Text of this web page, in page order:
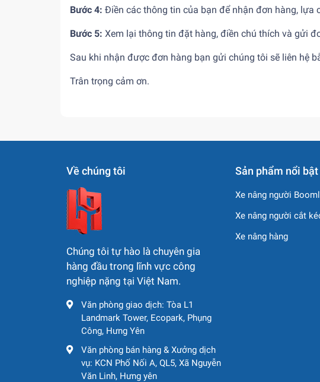
Bước 4: Điền các thông tin của bạn để nhận đơn hàng,
Bước 5: Xem lại thông tin đặt hàng, điền chú thích và gửi
Sau khi nhận được đơn hàng bạn gửi chúng tôi sẽ liên hệ
Trân trọng cảm ơn.
Về chúng tôi
Chúng tôi tự hào là chuyên gia
hàng đầu trong lĩnh vực công
nghiệp nặng tại Việt Nam.
Văn phòng giao dịch: Tòa L1
Landmark Tower, Ecopark, Phụng
Công, Hưng Yên
Văn phòng bán hàng & Xưởng dịch
vụ: KCN Phố Nối A, QL5, Xã Nguyễn
Văn Linh, Hưng yên
Sản phẩm nổi bật
Xe nâng người
Xe nâng người cắt
Xe nâng hàng